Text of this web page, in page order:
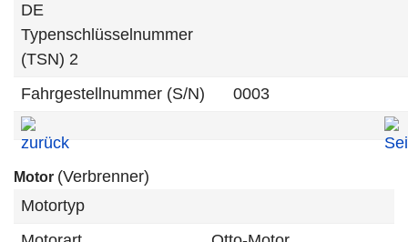
DE
Typenschlüsselnummer
(TSN) 2
Fahrgestellnummer (S/N)
0003
Motor (Verbrenner)
Motortyp